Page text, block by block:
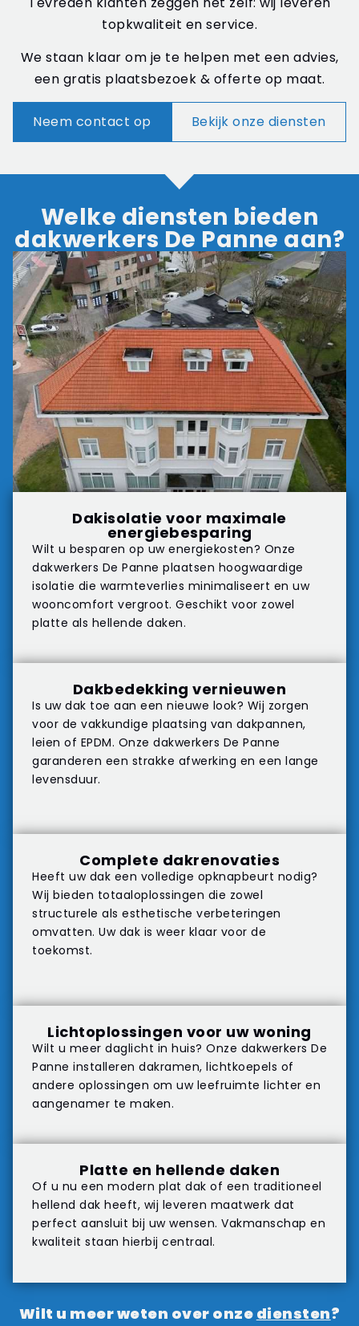
topkwaliteit en service.
We staan klaar om je te helpen met een advies,
een gratis plaatsbezoek & offerte op maat.
Neem contact op Bekijk onze diensten
Welke diensten bieden
dakwerkers De Panne aan?
Dakisolatie voor maximale
energiebesparing
Wilt u besparen op uw energiekosten? Onze
dakwerkers De Panne plaatsen hoogwaardige
isolatie die warmteverlies minimaliseert en uw
wooncomfort vergroot. Geschikt voor zowel
platte als hellende daken.
Dakbedekking vernieuwen
Is uw dak toe aan een nieuwe look? Wij zorgen
voor de vakkundige plaatsing van dakpannen,
leien of EPDM. Onze dakwerkers De Panne
garanderen een strakke afwerking en een lange
levensduur.
Complete dakrenovaties
Heeft uw dak een volledige opknapbeurt nodig?
Wij bieden totaaloplossingen die zowel
structurele als esthetische verbeteringen
omvatten. Uw dak is weer klaar voor de
toekomst.
Lichtoplossingen voor uw woning
Wilt u meer daglicht in huis? Onze dakwerkers De
Panne installeren dakramen, lichtkoepels of
andere oplossingen om uw leefruimte lichter en
aangenamer te maken.
Platte en hellende daken
Of u nu een modern plat dak of een traditioneel
hellend dak heeft, wij leveren maatwerk dat
perfect aansluit bij uw wensen. Vakmanschap en
kwaliteit staan hierbij centraal.
Wilt u meer weten over onze diensten?